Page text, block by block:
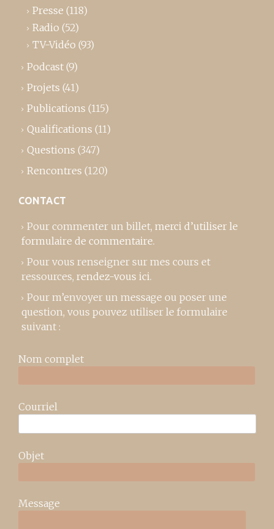
Presse (118)
Radio (52)
TV-Vidéo (93)
Podcast (9)
Projets (41)
Publications (115)
Qualifications (11)
Questions (347)
Rencontres (120)
CONTACT
Pour commenter un billet, merci d’utiliser le
formulaire de commentaire.
Pour vous renseigner sur mes cours et
ressources, rendez-vous ici.
Pour m’envoyer un message ou poser une
question, vous pouvez utiliser le formulaire
suivant :
Nom complet
Courriel
Objet
Message